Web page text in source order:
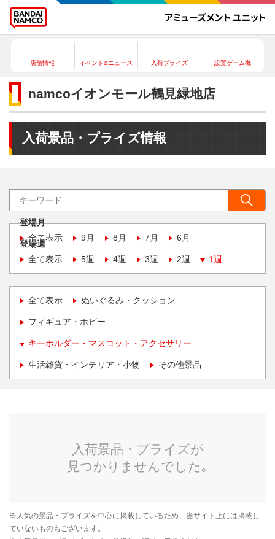
店舗情報 イベント&ニュース 入荷プライズ 設置ゲーム機
namcoイオンモール鶴見緑地店
入荷景品・プライズ情報
登場月
全て表示
9月 8月 7月 6月
登場週
全て表示
5週 4週 3週 2週 1週
全て表示 ぬいぐるみ・クッション
フィギュア・ホビー
キーホルダー・マスコット・アクセサリー
生活雑貨・インテリア・小物 その他景品